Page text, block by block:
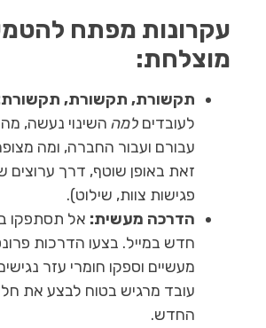
עקרונות מפתח
מוצלחת:
תקשורת, תקשורת,
לעובדים למה השינוי נעשה,
עבורם ועבור החברה, ומה
זאת באופן שוטף, דרך ערוצים
פגישות צוות, שילוט).
הדרכה מעשית: אל תסתפקו
חדש במייל. בצעו הדרכות
מעשיים וספקו חומרי עזר
עובד מרגיש בטוח לבצע את
החדש.